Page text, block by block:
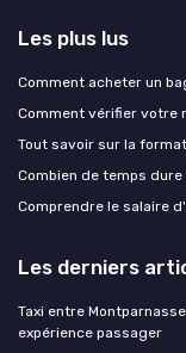
Les plus lus
Comment acheter un
Comment vérifier votre
Tout savoir sur la
Combien de temps dure
Comprendre le salaire
Les derniers
Taxi entre
expérience passager